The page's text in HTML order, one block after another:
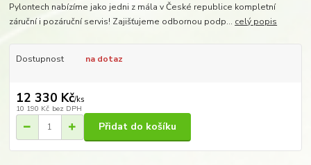
Pylontech nabízíme jako jedni z mála v České republice kompletní
záruční i pozáruční servis! Zajišťujeme odbornou podp... celý popis
Dostupnost na dotaz
12 330 Kč/ks
10 190 Kč bez DPH
Přidat do košíku